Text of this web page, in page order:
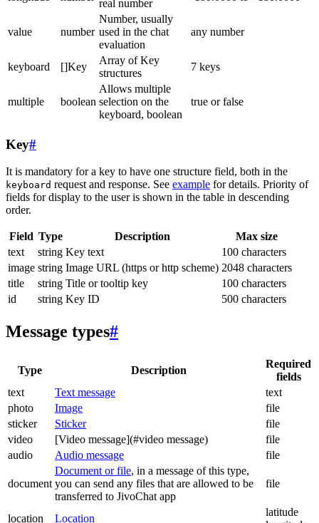
real number
value number
Number, usually
used in the chat
evaluation
any number
keyboard []Key
Array of Key
structures
7 keys
multiple boolean
Allows multiple
selection on the
keyboard, boolean
true or false
Key#
It is mandatory for a key to have one structure field, both in the
keyboard request and response. See example for details. Priority of
fields for display to the user is shown in the table in descending
order.
Field Type Description
Max size
text
string Key text
100 characters
image string Image URL (https or http scheme) 2048 characters
title
string Title or tooltip key
100 characters
id
string Key ID 500 characters
Message types#
Type Description
Required
fields
text
Text message
text
photo
Image
file
sticker
Sticker
file
video
[Video message](#video message)
file
audio
Audio message file
document
Document or file, in a message of this type,
you can send any files that are allowed to be
transferred to JivoChat app
file
location Location
latitude